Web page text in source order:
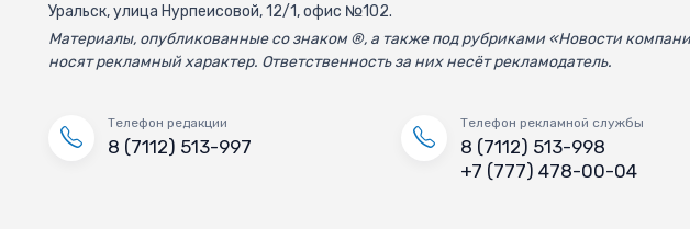
Уральск, улица Нурпеисовой, 12/1, офис №102.
Материалы, опубликованные со знаком ®, а также под рубриками «Новости
носят рекламный характер. Ответственность за них несёт рекламодатель.
Телефон редакции
8 (7112) 513-997
Телефон рекламной службы
8 (7112) 513-998
+7 (777) 478-00-04